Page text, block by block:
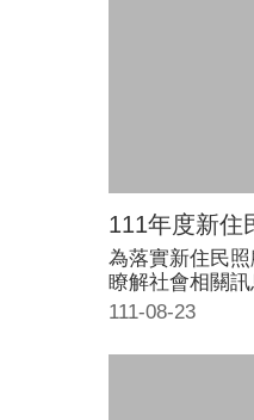
111年度新住
111-08-23
為落實新住民
瞭解社會相關
民情，共創多
8/14及8/20共3